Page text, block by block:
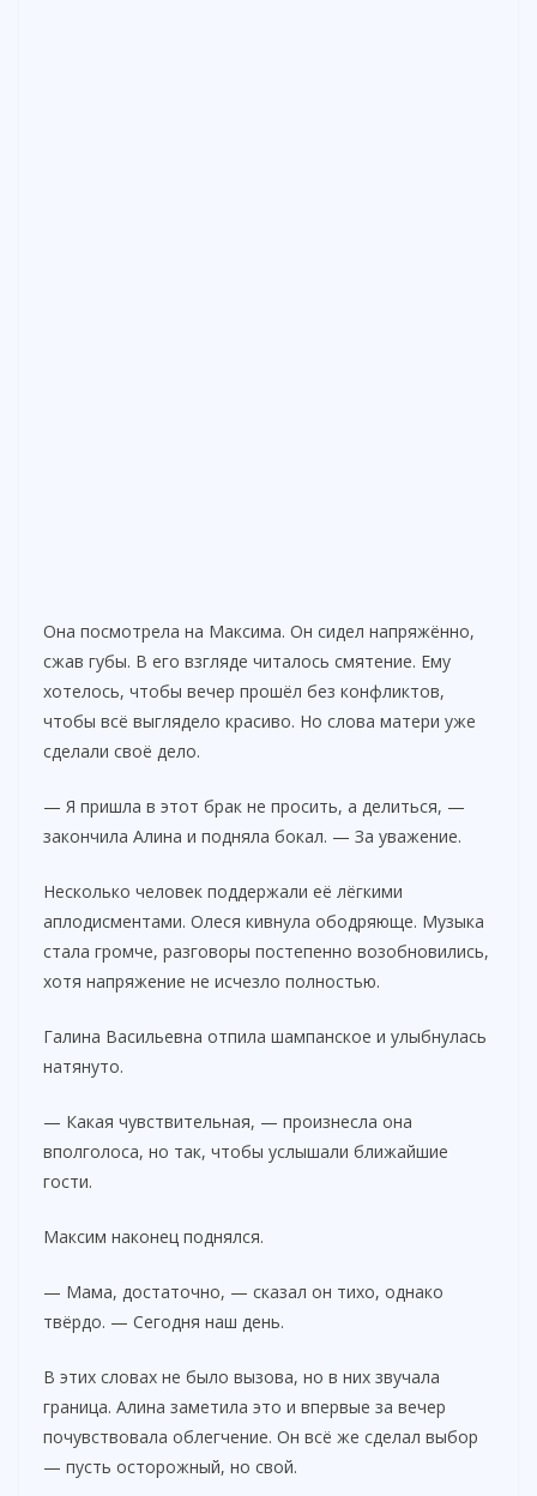
Она посмотрела на Максима. Он сидел напряжённо,
сжав губы. В его взгляде читалось смятение. Ему
хотелось, чтобы вечер прошёл без конфликтов,
чтобы всё выглядело красиво. Но слова матери уже
сделали своё дело.
— Я пришла в этот брак не просить, а делиться, —
закончила Алина и подняла бокал. — За уважение.
Несколько человек поддержали её лёгкими
аплодисментами. Олеся кивнула ободряюще. Музыка
стала громче, разговоры постепенно возобновились,
хотя напряжение не исчезло полностью.
Галина Васильевна отпила шампанское и улыбнулась
натянуто.
— Какая чувствительная, — произнесла она
вполголоса, но так, чтобы услышали ближайшие
гости.
Максим наконец поднялся.
— Мама, достаточно, — сказал он тихо, однако
твёрдо. — Сегодня наш день.
В этих словах не было вызова, но в них звучала
граница. Алина заметила это и впервые за вечер
почувствовала облегчение. Он всё же сделал выбор
— пусть осторожный, но свой.